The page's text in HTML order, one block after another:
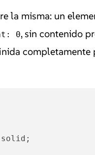
la misma: un
0, sin contenido
completamente